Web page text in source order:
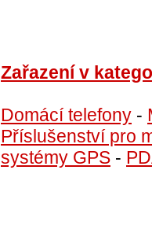
Zařazení v
Domácí telefony -
Příslušenství pro
systémy GPS -